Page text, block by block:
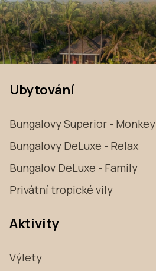
Ubytování
Bungalovy Superior - Monkey
Bungalovy DeLuxe - Relax
Bungalov DeLuxe - Family
Privátní tropické vily
Aktivity
Výlety